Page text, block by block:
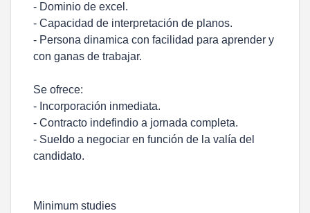
- Dominio de excel.
- Capacidad de interpretación de planos.
- Persona dinamica con facilidad para aprender y
con ganas de trabajar.
Se ofrece:
- Incorporación inmediata.
- Contracto indefindio a jornada completa.
- Sueldo a negociar en función de la valía del
candidato.
Minimum studies